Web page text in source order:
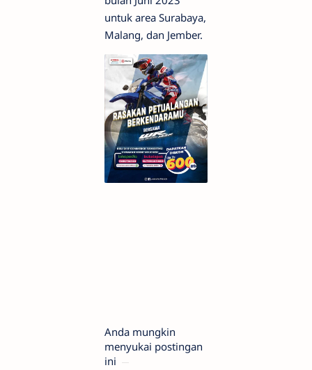
untuk area Surabaya,
Malang, dan Jember.
Anda mungkin
menyukai postingan
ini